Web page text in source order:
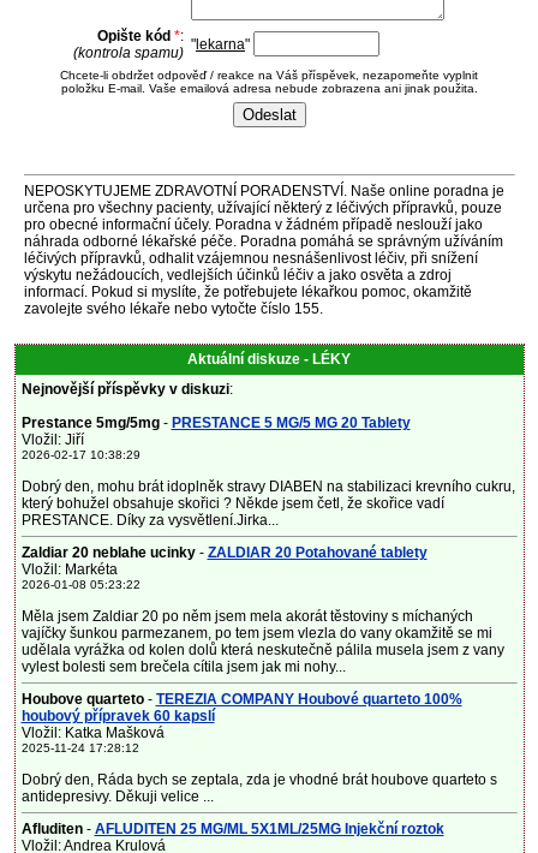
Opište kód *:
(kontrola spamu) " lekarna"
Chcete-li obdržet odpověď / reakce na Váš příspěvek, nezapomeňte vyplnit
položku E-mail. Vaše emailová adresa nebude zobrazena ani jinak použita.
NEPOSKYTUJEME ZDRAVOTNÍ PORADENSTVÍ. Naše online poradna je
určena pro všechny pacienty, užívající některý z léčivých přípravků, pouze
pro obecné informační účely. Poradna v žádném případě neslouží jako
náhrada odborné lékařské péče. Poradna pomáhá se správným užíváním
léčivých přípravků, odhalit vzájemnou nesnášenlivost léčiv, při snížení
výskytu nežádoucích, vedlejších účinků léčiv a jako osvěta a zdroj
informací. Pokud si myslíte, že potřebujete lékařkou pomoc, okamžitě
zavolejte svého lékaře nebo vytočte číslo 155.
Aktuální diskuze - LÉKY
Nejnovější příspěvky v diskuzi:
Prestance 5mg/5mg- PRESTANCE 5 MG/5 MG 20 Tablety
Vložil: Jiří
2026-02-17 10:38:29
Dobrý den, mohu brát idoplněk stravy DIABEN na stabilizaci krevního cukru,
který bohužel obsahuje skořici ? Někde jsem četl, že skořice vadí
PRESTANCE. Díky za vysvětlení.Jirka...
Zaldiar 20 neblahe ucinky- ZALDIAR 20 Potahované tablety
Vložil: Markéta
2026-01-08 05:23:22
Měla jsem Zaldiar 20 po něm jsem mela akorát těstoviny s míchaných
vajíčky šunkou parmezanem, po tem jsem vlezla do vany okamžitě se mi
udělala vyrážka od kolen dolů která neskutečně pálila musela jsem z vany
vylest bolesti sem brečela cítila jsem jak mi nohy...
Houbove quarteto- TEREZIA COMPANY Houbové quarteto 100%
houbový přípravek 60 kapslí
Vložil: Katka Mašková
2025-11-24 17:28:12
Dobrý den, Ráda bych se zeptala, zda je vhodné brát houbove quarteto s
antidepresivy. Děkuji velice ...
Afluditen- AFLUDITEN 25 MG/ML 5X1ML/25MG Injekční roztok
Vložil: Andrea Krulová